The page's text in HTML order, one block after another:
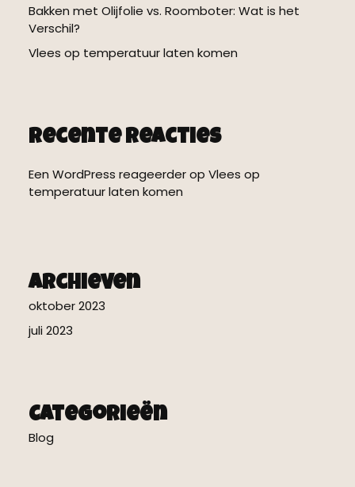
Bakken met Olijfolie vs. Roomboter: Wat is het
Verschil?
Vlees op temperatuur laten komen
Recente reacties
Een WordPress reageerderop Vlees op
temperatuur laten komen
Archieven
oktober 2023
juli 2023
Categorieën
Blog